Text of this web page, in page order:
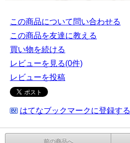
この商品について問い合わせる
この商品を友達に教える
買い物を続ける
レビューを見る(0件)
レビューを投稿
はてなブックマークに登録する
前の商品へ